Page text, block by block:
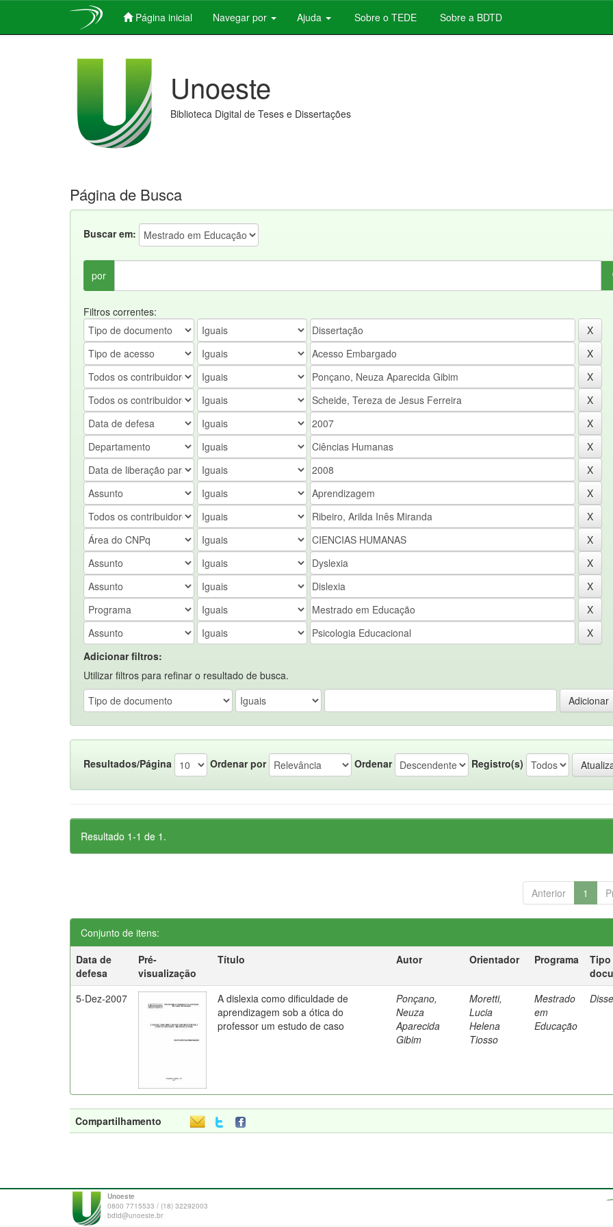
Página inicial Navegar por Ajuda Sobre o TEDE Sobre a BDTD
Unoeste
Biblioteca Digital de Teses e Dissertações
Página de Busca
Buscar em:
por
Filtros correntes:
Adicionar filtros:
Utilizar filtros para refinar o resultado de busca.
Resultados/Página Ordenar por Ordenar Registro(s)
Resultado 1-1 de 1.
Anterior 1
Conjunto de itens:
Data de
defesa
Pré-
visualização
Título Autor Orientador Programa
Tipo
5-Dez-2007
A dislexia como dificuldade de
aprendizagem sob a ótica do
professor um estudo de caso
Ponçano,
Neuza
Aparecida
Gibim
Moretti,
Lucia
Helena
Tiosso
Mestrado
em
Educação
Compartilhamento
Unoeste
0800 7715533 / (18) 32292003
bdtd@unoeste.br